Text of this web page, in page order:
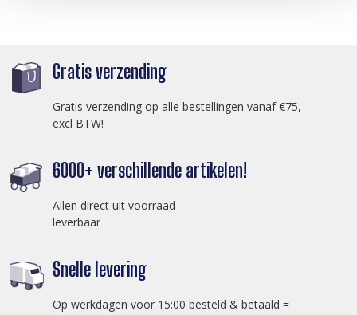
Gratis verzending
Gratis verzending op alle bestellingen vanaf €75,-
excl BTW!
6000+ verschillende artikelen!
Allen direct uit voorraad
leverbaar
Snelle levering
Op werkdagen voor 15:00 besteld & betaald =